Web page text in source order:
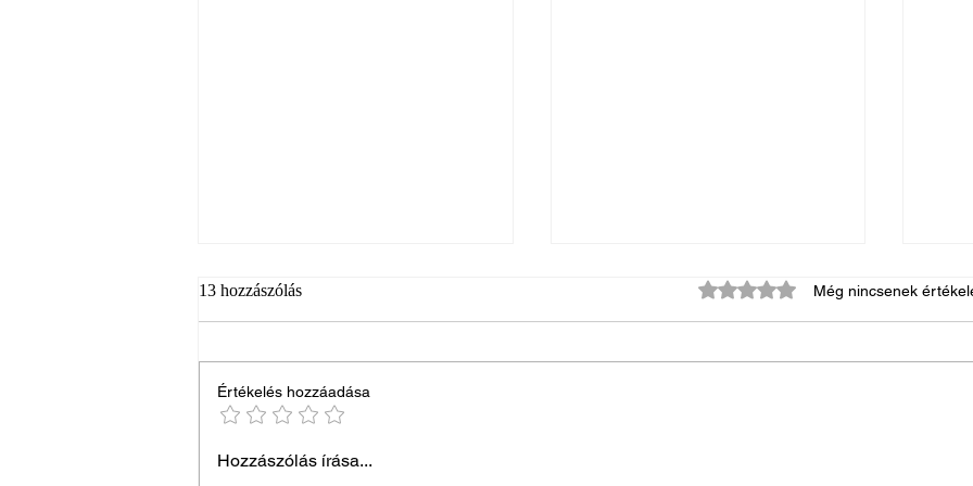
Mitől lesz egy búcsúztató
13 hozzászólás 0 csillagot kapott az 5-ből.
Még nincsenek
Értékelés hozzáadása
Hozzászólás írása...